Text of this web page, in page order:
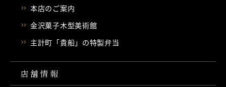
本店のご案内
金沢菓子木型美術館
主計町「貴船」の特製弁当
店舗情報